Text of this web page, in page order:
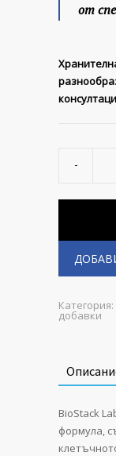
от
Labs
Категория:
добавки
BioStack
формула,